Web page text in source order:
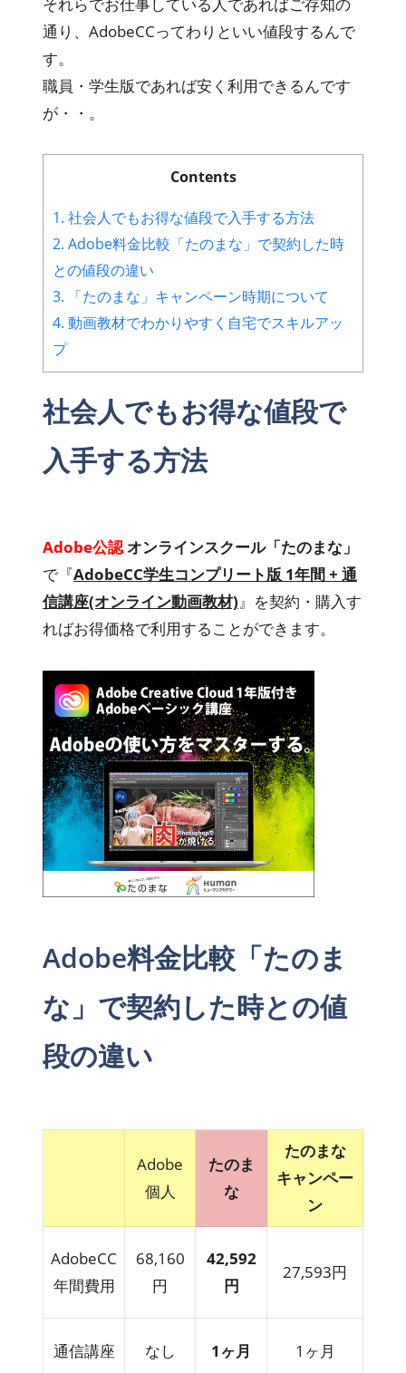
通り、AdobeCCってわりといい値段するんで
す。
職員・学生版であれば安く利用できるんです
が・・。
Contents
1. 社会人でもお得な値段で入手する方法
2. Adobe料金比較「たのまな」で契約した時
との値段の違い
3. 「たのまな」キャンペーン時期について
4. 動画教材でわかりやすく自宅でスキルアッ
プ
社会人でもお得な値段で
入手する方法
Adobe公認オンラインスクール「たのまな」
で『AdobeCC学生コンプリート版 1年間 + 通
信講座(オンライン動画教材)』を契約・購入す
ればお得価格で利用することができます。
Adobe料金比較「たのま
な」で契約した時との値
段の違い
Adobe
個人
たのま
な
たのまな
キャンペー
ン
AdobeCC
年間費用
68,160
円
42,592
円
27,593円
通信講座 なし 1ヶ月 1ヶ月